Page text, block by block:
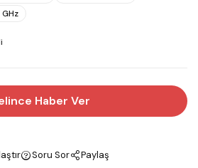
GHz
Haber Ver
Soru Sor Paylaş